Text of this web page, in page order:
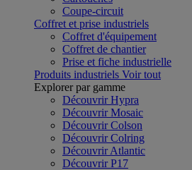
Coupe-circuit
Coffret et prise industriels
Coffret d'équipement
Coffret de chantier
Prise et fiche industrielle
Produits industriels Voir tout
Explorer par gamme
Découvrir Hypra
Découvrir Mosaic
Découvrir Colson
Découvrir Colring
Découvrir Atlantic
Découvrir P17